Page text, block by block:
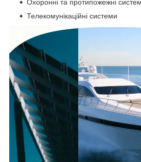
Охоронні та протипожежні
Телекомунікаційні системи